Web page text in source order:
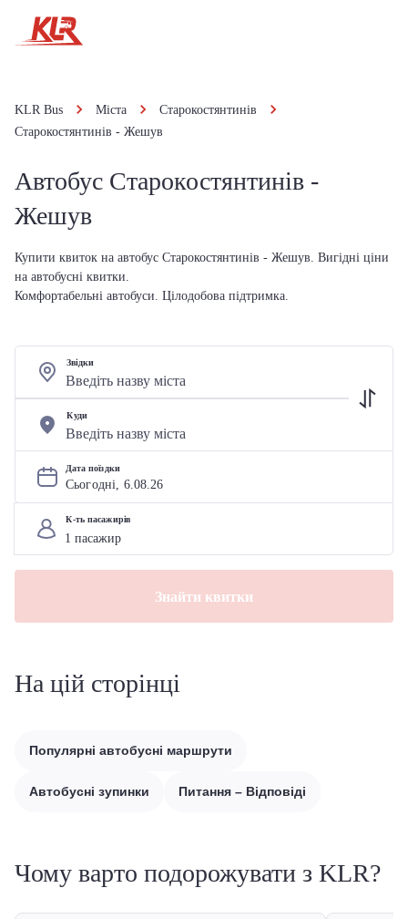
KLR Bus Міста
Старокостянтинів
Старокостянтинів - Жешув
Автобус Старокостянтинів -
Жешув
Купити квиток на автобус Старокостянтинів - Жешув. Вигідні ціни
на автобусні квитки.
Комфортабельні автобуси. Цілодобова підтримка.
Звідки
Куди
Дата поїздки
Сьогодні, 6.08.26
К-ть пасажирів
Знайти квитки
На цій сторінці
Популярні автобусні маршрути
Автобусні зупинки Питання – Відповіді
Чому варто подорожувати з KLR?